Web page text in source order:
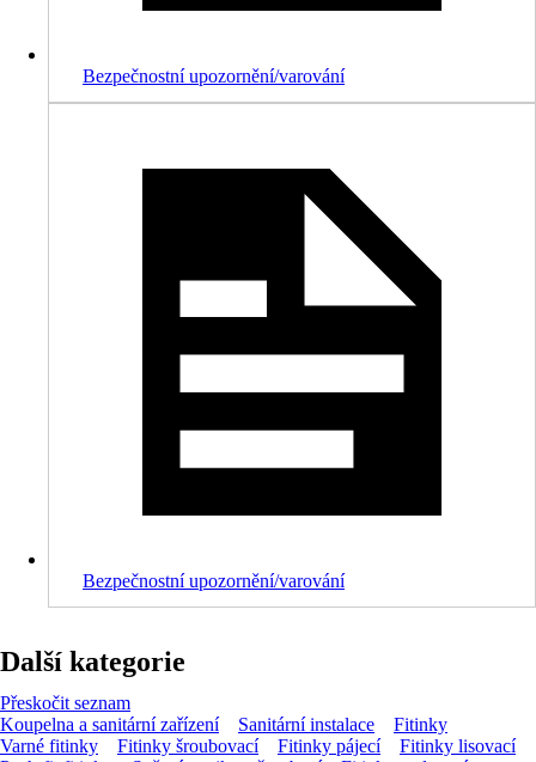
Bezpečnostní upozornění/varování
Bezpečnostní upozornění/varování
Další kategorie
Přeskočit seznam
Koupelna a sanitární zařízení
Sanitární instalace
Fitinky
Varné fitinky
Fitinky šroubovací Fitinky pájecí
Fitinky lisovací